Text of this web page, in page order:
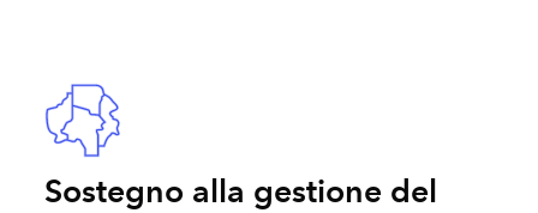
Sostegno alla gestione del